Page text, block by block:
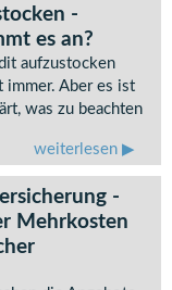
-
es an?
aufzustocken
Aber es ist
was zu beachten
weiterlesen
-
Mehrkosten